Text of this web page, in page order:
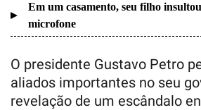
Em um casamento, seu filho
microfone
O presidente Gustavo Petro
aliados importantes no seu
revelação de um escândalo